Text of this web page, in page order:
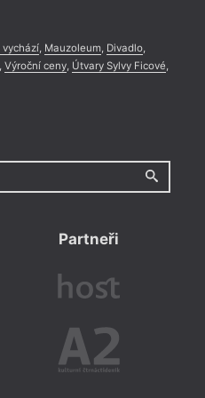
vychází, Mauzoleum, Divadlo,
Výroční ceny, Útvary Sylvy Ficové
Partneři